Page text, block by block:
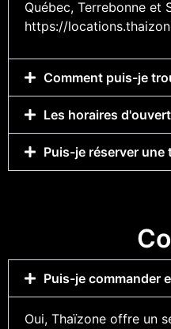
Québec, Terrebonne et
https://
Comment puis-je
Les horaires
Puis-je réserver une
Puis-je commander
Oui, Thaïzone offre un